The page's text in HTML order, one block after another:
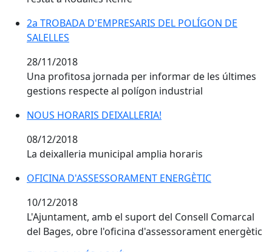
2a TROBADA D'EMPRESARIS DEL POLÍGON DE
2a TROBADA D'EMPRESARIS DEL POLÍGON DE
SALELLES
28/11/2018
Una profitosa jornada per informar de les últimes
gestions respecte al polígon industrial
NOUS HORARIS DEIXALLERIA!
NOUS HORARIS DEIXALLERIA!
08/12/2018
La deixalleria municipal amplia horaris
OFICINA D'ASSESSORAMENT ENERGÈTIC
OFICINA D'ASSESSORAMENT ENERGÈTIC
10/12/2018
L'Ajuntament, amb el suport del Consell Comarcal
del Bages, obre l'oficina d'assessorament energètic